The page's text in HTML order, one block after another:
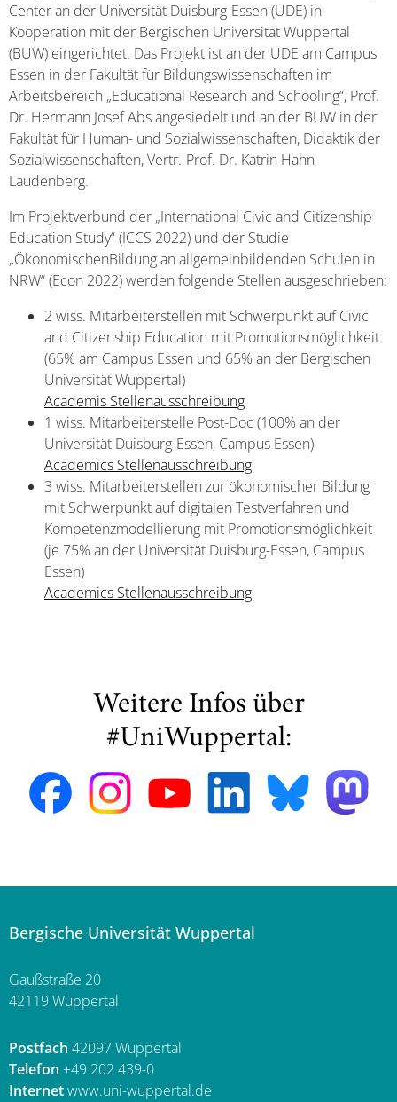
Center an der Universität Duisburg-Essen (UDE) in
Kooperation mit der Bergischen Universität Wuppertal
(BUW) eingerichtet. Das Projekt ist an der UDE am Campus
Essen in der Fakultät für Bildungswissenschaften im
Arbeitsbereich „Educational Research and Schooling“, Prof.
Dr. Hermann Josef Abs angesiedelt und an der BUW in der
Fakultät für Human- und Sozialwissenschaften, Didaktik der
Sozialwissenschaften, Vertr.-Prof. Dr. Katrin Hahn-
Laudenberg.
Im Projektverbund der „International Civic and Citizenship
Education Study“ (ICCS 2022) und der Studie
„ÖkonomischenBildung an allgemeinbildenden Schulen in
NRW“ (Econ 2022) werden folgende Stellen ausgeschrieben:
2 wiss. Mitarbeiterstellen mit Schwerpunkt auf Civic
and Citizenship Education mit Promotionsmöglichkeit
(65% am Campus Essen und 65% an der Bergischen
Universität Wuppertal)
Academis Stellenausschreibung
1 wiss. Mitarbeiterstelle Post-Doc (100% an der
Universität Duisburg-Essen, Campus Essen)
Academics Stellenausschreibung
3 wiss. Mitarbeiterstellen zur ökonomischer Bildung
mit Schwerpunkt auf digitalen Testverfahren und
Kompetenzmodellierung mit Promotionsmöglichkeit
(je 75% an der Universität Duisburg-Essen, Campus
Essen)
Academics Stellenausschreibung
Weitere Infos über
#UniWuppertal:
Bergische Universität Wuppertal
Gaußstraße 20
42119 Wuppertal
Postfach 42097 Wuppertal
Telefon +49 202 439-0
Internetwww.uni-wuppertal.de